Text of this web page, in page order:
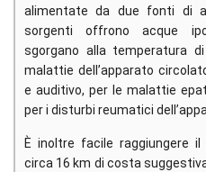
alimentate da due fonti di
sorgenti offrono acque
sgorgano alla temperatura
malattie dell’apparato
e auditivo, per le malattie
per i disturbi reumatici
È inoltre facile raggiungere il
circa 16 km di costa